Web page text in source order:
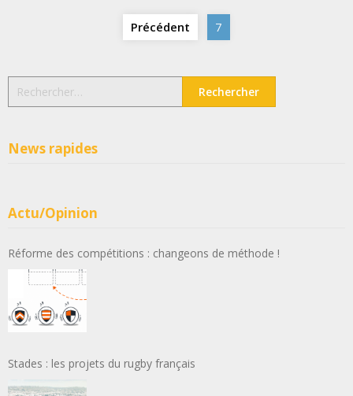
Navigation
articles
Précédent 7
Rechercher :
News rapides
Actu/Opinion
Réforme des compétitions : changeons de méthode !
Stades : les projets du rugby français